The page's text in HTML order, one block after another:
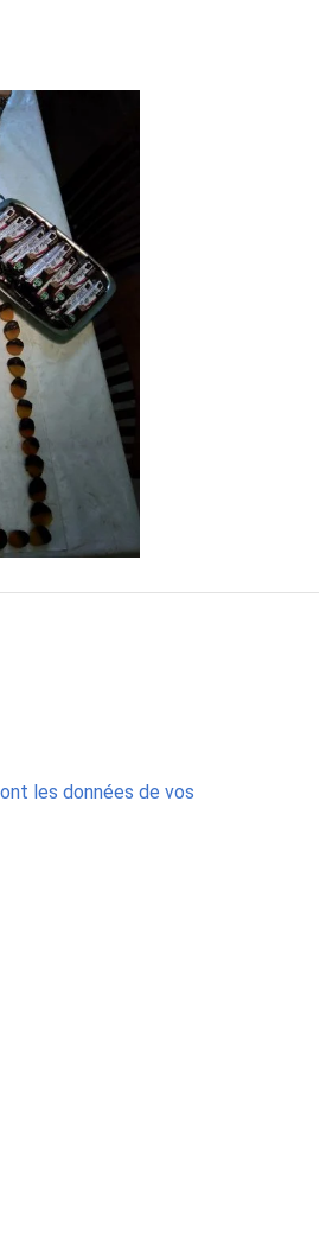
les données de vos